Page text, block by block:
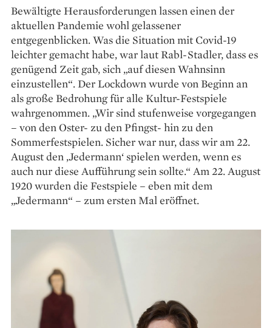
Bewältigte Herausforderungen lassen einen der
aktuellen Pandemie wohl gelassener
entgegenblicken. Was die Situation mit Covid-19
leichter gemacht habe, war laut Rabl-Stadler, dass es
genügend Zeit gab, sich „auf diesen Wahnsinn
einzustellen“. Der Lockdown wurde von Beginn an
als große Bedrohung für alle Kultur-Festspiele
wahrgenommen. „Wir sind stufenweise vorgegangen
– von den Oster- zu den Pfingst- hin zu den
Sommerfestspielen. Sicher war nur, dass wir am 22.
August den ‚Jedermann‘ spielen werden, wenn es
auch nur diese Aufführung sein sollte.“ Am 22. August
1920 wurden die Festspiele – eben mit dem
„Jedermann“ – zum ersten Mal eröffnet.